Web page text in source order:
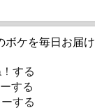
ボケを毎日お届け
する
する
する